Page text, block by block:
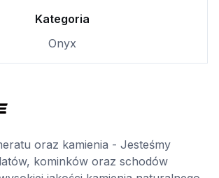
Kategoria
Onyx
oraz kamienia - Jesteśmy
kominków oraz schodów